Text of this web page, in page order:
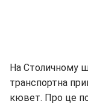
На Столичному
транспортна
кювет. Про це